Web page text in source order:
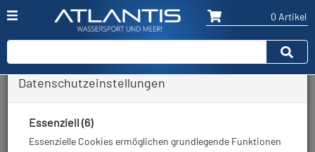
0 Artikel
Zurück
Datenschutzeinstellungen
Essenziell (6)
Essenzielle Cookies ermöglichen grundlegende Funktionen